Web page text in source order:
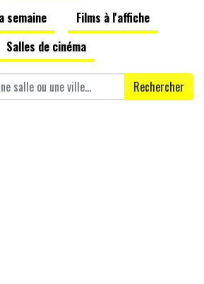
semaine
Films à l'affiche
Salles de cinéma
Rechercher